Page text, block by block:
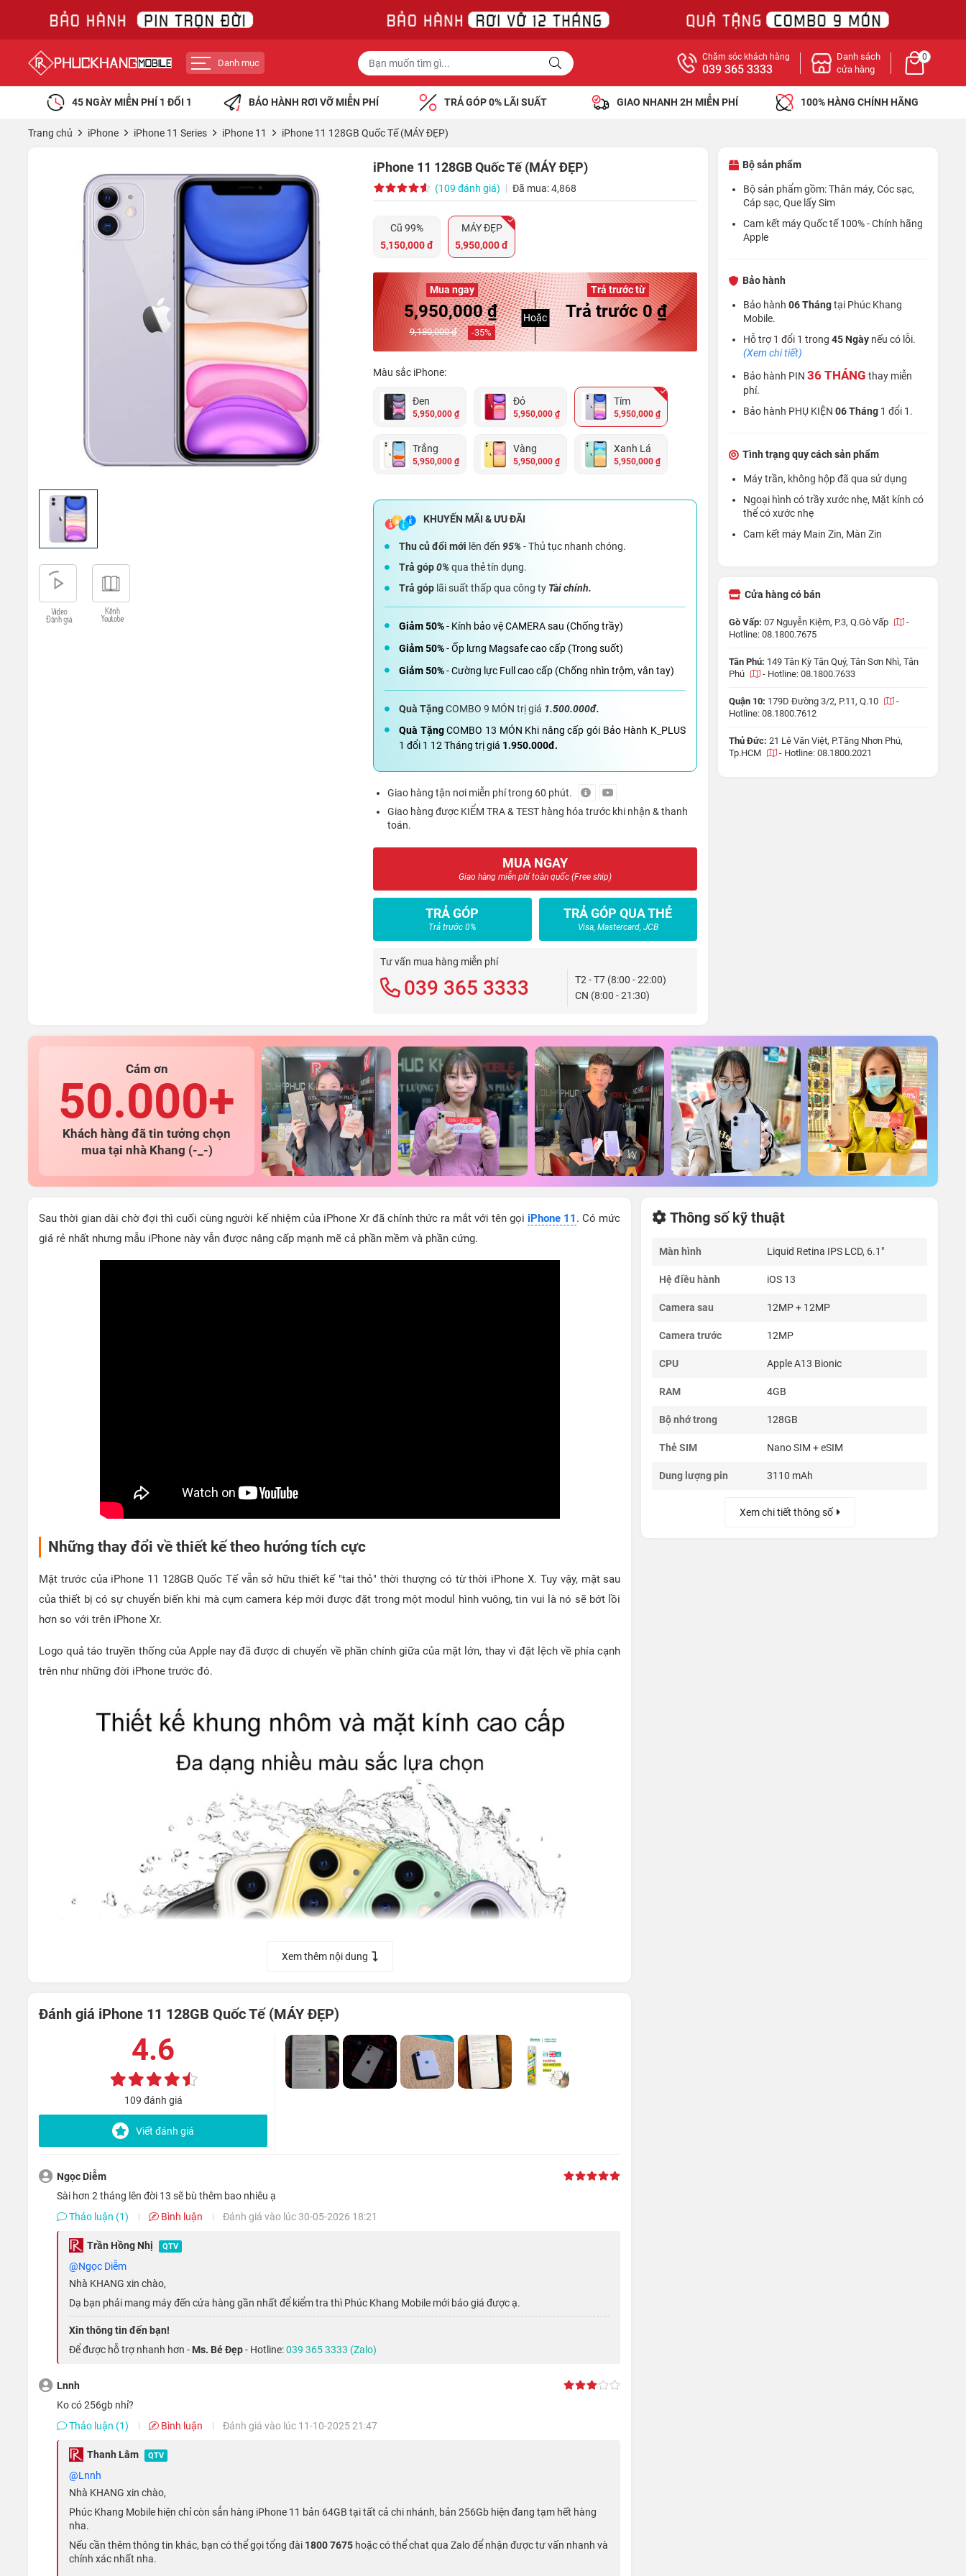
Danh mục
Chăm sóc khách hàng
039 365 3333
Danh sách
cửa hàng
0
45 NGÀY MIỄN PHÍ 1 ĐỔI 1 BẢO HÀNH RƠI VỠ MIỄN PHÍ TRẢ GÓP 0% LÃI SUẤT GIAO NHANH 2H MIỄN PHÍ 100% HÀNG CHÍNH HÃNG
Trang chủ iPhone iPhone 11 Series iPhone 11 iPhone 11 128GB Quốc Tế (MÁY ĐẸP)
iPhone 11 128GB Quốc Tế (MÁY ĐẸP)
(109 đánh giá) Đã mua: 4,868
Cũ 99%
5,150,000 đ
MÁY ĐẸP
5,950,000 đ
Mua ngay
5,950,000 ₫
9,180,000 ₫ -35%
Hoặc
Trả trước từ
Trả trước 0 ₫
Màu sắc iPhone:
Đen
5,950,000 ₫
Đỏ
5,950,000 ₫
Tím
5,950,000 ₫
Trắng
5,950,000 ₫
Vàng
5,950,000 ₫
Xanh Lá
5,950,000 ₫
Thu củ đổi mới lên đến 95%- Thủ tục nhanh chóng.
Trả góp0%qua thẻ tín dụng.
Trả góp lãi suất thấp qua công ty Tài chính.
Giảm 50%- Kính bảo vệ CAMERA sau (Chống trầy)
Giảm 50%- Ốp lưng Magsafe cao cấp (Trong suốt)
Giảm 50%- Cường lực Full cao cấp (Chống nhìn trộm, vân tay)
Quà TặngCOMBO 9 MÓN trị giá 1.500.000đ.
Quà TặngCOMBO 13 MÓN Khi nâng cấp gói Bảo Hành K_PLUS
1 đổi 1 12 Tháng trị giá 1.950.000đ.
Giao hàng tận nơi miễn phí trong 60 phút.
Giao hàng được KIỂM TRA & TEST hàng hóa trước khi nhận & thanh
toán.
MUA NGAY
Giao hàng miễn phí toàn quốc (Free ship)
TRẢ GÓP
Trả trước 0%
TRẢ GÓP QUA THẺ
Visa, Mastercard, JCB
Tư vấn mua hàng miễn phí
039 365 3333
T2 - T7 (8:00 - 22:00)
CN (8:00 - 21:30)
Bộ sản phẩm
Bộ sản phẩm gồm: Thân máy, Cóc sạc,
Cáp sạc, Que lấy Sim
Cam kết máy Quốc tế 100% - Chính hãng
Apple
Bảo hành
Bảo hành 06 Thángtại Phúc Khang
Mobile.
Hỗ trợ 1 đổi 1 trong 45 Ngày nếu có lỗi.
(Xem chi tiết)
Bảo hành PIN 36 THÁNG thay miễn
phí.
Bảo hành PHỤ KIỆN 06 Tháng 1 đổi 1.
Tình trạng quy cách sản phẩm
Máy trần, không hộp đã qua sử dụng
Ngoại hình có trầy xước nhẹ, Mặt kính có
thể có xước nhẹ
Cam kết máy Main Zin, Màn Zin
Cửa hàng có bán
Gò Vấp: 07 Nguyễn Kiệm, P.3, Q.Gò Vấp
-
Hotline: 08.1800.7675
Tân Phú: 149 Tân Kỳ Tân Quý, Tân Sơn Nhì, Tân
Phú
- Hotline: 08.1800.7633
Quận 10: 179D Đường 3/2, P.11, Q.10
-
Hotline: 08.1800.7612
Thủ Đức: 21 Lê Văn Việt, P.Tăng Nhơn Phú,
Tp.HCM
- Hotline: 08.1800.2021
Cám ơn
50.000+
Khách hàng đã tin tưởng chọn
mua tại nhà Khang (-_-)
Sau thời gian dài chờ đợi thì cuối cùng người kế nhiệm của iPhone Xr đã chính thức ra mắt với tên gọi iPhone 11 . Có mức
giá rẻ nhất nhưng mẫu iPhone này vẫn được nâng cấp mạnh mẽ cả phần mềm và phần cứng.
Những thay đổi về thiết kế theo hướng tích cực
Mặt trước của iPhone 11 128GB Quốc Tế vẫn sở hữu thiết kế "tai thỏ" thời thượng có từ thời iPhone X. Tuy vậy, mặt sau
của thiết bị có sự chuyển biến khi mà cụm camera kép mới được đặt trong một modul hình vuông, tin vui là nó sẽ bớt lồi
hơn so với trên iPhone Xr.
Logo quả táo truyền thống của Apple nay đã được di chuyển về phần chính giữa của mặt lớn, thay vì đặt lệch về phía cạnh
trên như những đời iPhone trước đó.
Apple cho biết, họ đã hoàn thiện trên iPhone mới với một mặt lưng kính và đây là loại kính bền nhất từ trước tới nay dùng
Thiết kế 2 mặt kính, kèm viền nhôm giúp iPhone 11 có trọng lượng nhẹ, nhưng đồng thời cũng cứng cáp. Phím tắt âm
được thiết kế lại thành dạng tròn và có cơ cấu gạt xuống, phù hợp hơn trong quá trình sử dụng máy.
Màn hình Liquid Retina được đánh giá là tấm nền tốt nhất
Màn hình LCD của iPhone 11 có cái tên là Liquid Retina với độ phân giải HD+. Màn hình này cho phép iPhone 11 có độ
Thêm vào đó, màn hình rộng cũng cho phép điện thoại iPhone 11 hiển thị nhiều thông tin hơn mà lại không bị quá to để
Xem thêm nội dung
Đánh giá iPhone 11 128GB Quốc Tế (MÁY ĐẸP)
4.6
109 đánh giá
Viết đánh giá
Ngọc Diễm
Sài hơn 2 tháng lên đời 13 sẽ bù thêm bao nhiêu ạ
Thảo luận (1)
Bình luận Đánh giá vào lúc 30-05-2026 18:21
Trần Hồng Nhị QTV
@Ngọc Diễm
Nhà KHANG xin chào,
Dạ bạn phải mang máy đến cửa hàng gần nhất để kiểm tra thì Phúc Khang Mobile mới báo giá được ạ.
Xin thông tin đến bạn!
Để được hỗ trợ nhanh hơn - Ms. Bé Đẹp- Hotline:039 365 3333 (Zalo)
Lnnh
ko có 256gb nhỉ?
Thảo luận (1)
Bình luận Đánh giá vào lúc 11-10-2025 21:47
Thanh Lâm QTV
@Lnnh
Nhà KHANG xin chào,
Phúc Khang Mobile hiện chỉ còn sẳn hàng iPhone 11 bản 64GB tại tất cả chi nhánh, bản 256Gb hiện đang tạm hết hàng
nha.
Nếu cần thêm thông tin khác, bạn có thể gọi tổng đài 1800 7675 hoặc có thể chat qua Zalo để nhận được tư vấn nhanh và
chính xác nhất nha.
Thông số kỹ thuật
Màn hình Liquid Retina IPS LCD, 6.1"
Hệ điều hành iOS 13
Camera sau 12MP + 12MP
Camera trước 12MP
CPU Apple A13 Bionic
RAM 4GB
Bộ nhớ trong 128GB
Thẻ SIM Nano SIM + eSIM
Dung lượng pin 3110 mAh
Xem chi tiết thông số